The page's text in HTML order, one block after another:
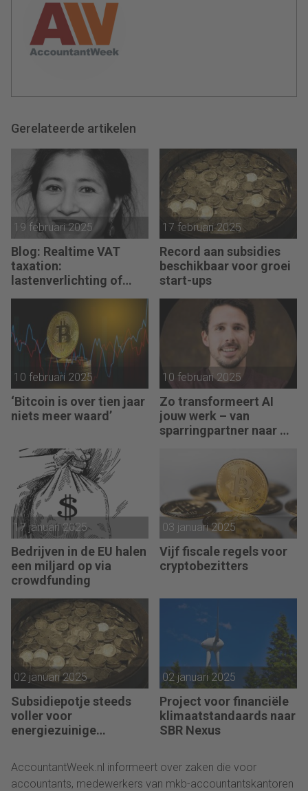
Gerelateerde artikelen
19 februari 2025
Blog: Realtime VAT
taxation:
lastenverlichting of
heilige graal?
17 februari 2025
Record aan subsidies
beschikbaar voor groei
start-ups
10 februari 2025
‘Bitcoin is over tien jaar
niets meer waard’
10 februari 2025
Zo transformeert AI
jouw werk – van
sparringpartner naar AI-
17 januari 2025
Bedrijven in de EU halen
een miljard op via
crowdfunding
03 januari 2025
Vijf fiscale regels voor
cryptobezitters
02 januari 2025
Subsidiepotje steeds
voller voor
energiezuinige
02 januari 2025
Project voor financiële
klimaatstandaards naar
SBR Nexus
AccountantWeek.nl informeert over zaken die voor
accountants, medewerkers van mkb-accountantskantoren